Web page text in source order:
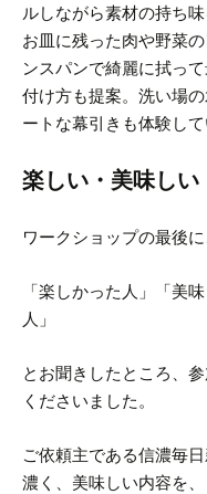
ルしながら素材の持ち
お皿に残った肉や野菜
ンスパンで綺麗に拭っ
付け方も提案。洗い場
ートな幕引きも体験して
楽しい・美味しい
ワークショップの最後に
「楽しかった人」 「美
人」
とお聞きしたところ、
くださいました。
ご依頼主である信濃毎
濃く、美味しい内容を